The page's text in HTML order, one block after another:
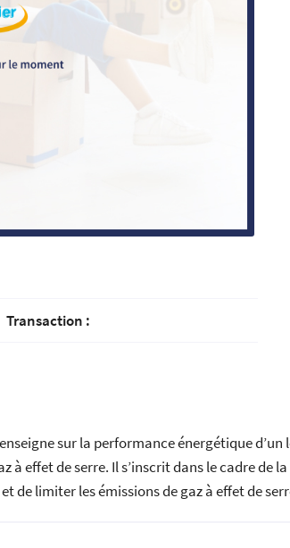
Transaction :
sur la performance énergétique
à effet de serre. Il s’inscrit dans le cadre
de limiter les émissions de gaz à effet de